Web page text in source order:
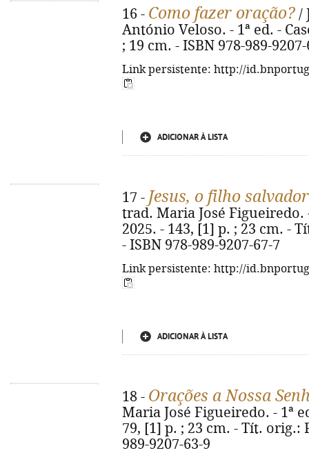
16 - Como fazer oração? /
António Veloso. - 1ª ed. -
; 19 cm. - ISBN 978-989-
Link persistente: http://
ADICIONAR À LISTA
17 - Jesus, o filho salvador
trad. Maria José Figueiredo.
2025. - 143, [1] p. ; 23 cm. -
- ISBN 978-989-9207-67-7
Link persistente: http://
ADICIONAR À LISTA
18 - Orações a Nossa
Maria José Figueiredo. - 1ª
79, [1] p. ; 23 cm. - Tít. orig.:
989-9207-63-9